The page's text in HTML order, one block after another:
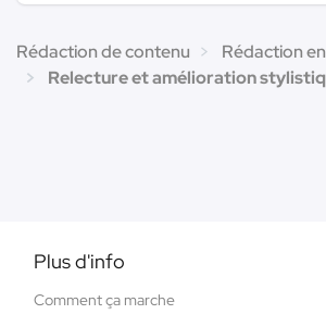
Rédaction de contenu
Rédaction
Relecture et amélioration
Plus d'info
Comment ça marche